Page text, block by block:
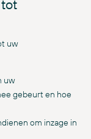
uw
uw
gebeurt en hoe
om inzage in